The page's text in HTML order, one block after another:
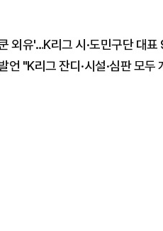
외유'…K리그 시·도민구단 대표
언 "K리그 잔디·시설·심판 모두